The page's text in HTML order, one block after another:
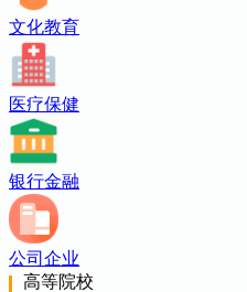
文化教育
医疗保健
银行金融
公司企业
高等院校